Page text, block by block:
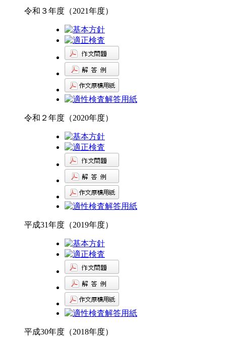
令和３年度（2021年度）
令和２年度（2020年度）
平成31年度（2019年度）
平成30年度（2018年度）